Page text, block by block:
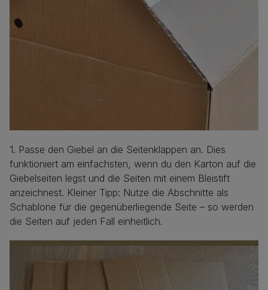
1. Passe den Giebel an die Seitenklappen an. Dies
funktioniert am einfachsten, wenn du den Karton auf die
Giebelseiten legst und die Seiten mit einem Bleistift
anzeichnest. Kleiner Tipp: Nutze die Abschnitte als
Schablone für die gegenüberliegende Seite – so werden
die Seiten auf jeden Fall einheitlich.